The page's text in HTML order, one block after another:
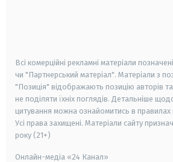
Всі комерційні рекламні матеріали
чи "Партнерський матеріал". Матеріали з
"Позиція" відображають позицію авторів
не поділяти їхніх поглядів. Детальніше
цитування можна ознайомитись в правилах
Усі права захищені. Матеріали сайту
року (21+)
Онлайн-медіа «24 Канал»